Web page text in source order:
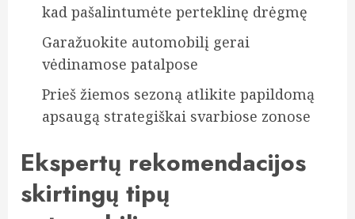
kad pašalintumėte perteklinę drėgmę
Garažuokite automobilį gerai
vėdinamose patalpose
Prieš žiemos sezoną atlikite papildomą
apsaugą strategiškai svarbiose zonose
Ekspertų rekomendacijos
skirtingų tipų